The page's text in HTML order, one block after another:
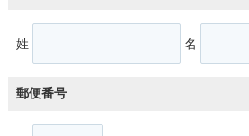
姓 名
郵便番号